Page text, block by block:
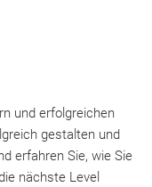
und erfolgreichen
gestalten und
erfahren Sie, wie Sie
nächste Level